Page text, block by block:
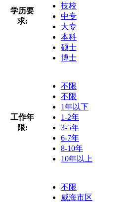
学历要
求:
技校
中专
大专
本科
硕士
博士
工作年
限:
不限
不限
1年以下
1-2年
3-5年
6-7年
8-10年
10年以上
不限
威海市区